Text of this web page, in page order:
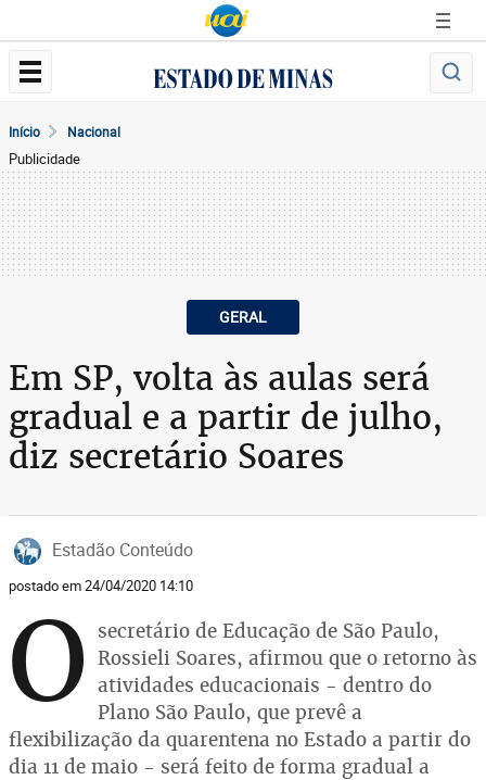
Início Nacional
Publicidade
GERAL
Em SP, volta às aulas será
gradual e a partir de julho,
diz secretário Soares
Estadão Conteúdo
postado em 24/04/2020 14:10
O
secretário de Educação de São Paulo,
Rossieli Soares, afirmou que o retorno às
atividades educacionais - dentro do
Plano São Paulo, que prevê a
flexibilização da quarentena no Estado a partir do
dia 11 de maio - será feito de forma gradual a